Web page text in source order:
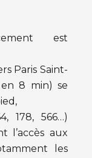
est
Paris Saint-
en 8 min) se
178, 566…)
l’accès aux
les